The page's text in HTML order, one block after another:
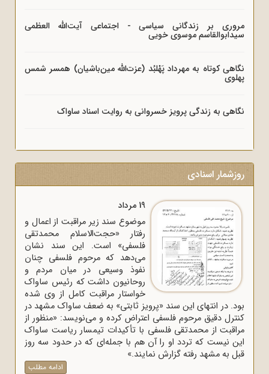
مروری بر زندگانی سیاسی - اجتماعی آیت‌الله العظمی
سیدابوالقاسم موسوی خویی
نگاهی کوتاه به مهرداد پَهْلبُد (عزت‌الله مین‌باشیان) همسر شمس
پهلوی
نگاهی به زندگی پرویز خسروانی به روایت اسناد ساواک
روزشمار اسنادی
19 مرداد
موضوع سند زیر مراقبت از اعمال و
رفتار «حجت‌الاسلام محمدتقی
فلسفی» است. این سند نشان
می‌دهد که مرحوم فلسفی چنان
نفوذ وسیعی در میان مردم و
روحانیون داشت که رئیس ساواک
خواستار مراقبت کامل از وی شده
بود. در انتهای این سند «پرویز ثابتی» به ضعف ساواک مشهد در
کنترل دقیق مرحوم فلسفی اعتراض کرده و می‌نویسد: «منظور از
مراقبت از محمدتقی فلسفی با تأکیدات تیمسار ریاست ساواک
این نیست که تردد او را آن هم با جمله‌ای که در حدود سه روز
قبل به مشهد رفته گزارش نمایند.»
ادامه مطلب